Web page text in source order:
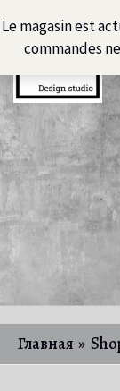
Le magasin est
commandes
к
содержимому
Главная